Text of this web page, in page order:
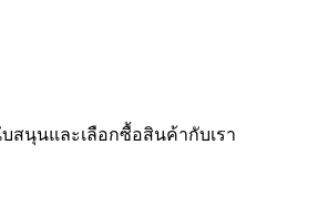
นุนและเลือกซื้อสินค้ากับเรา